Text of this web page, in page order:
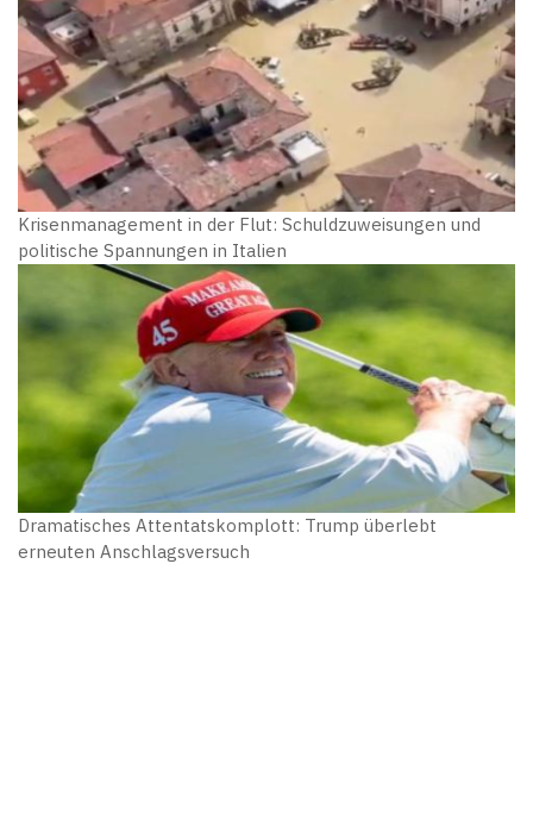
Krisenmanagement in der Flut: Schuldzuweisungen und
politische Spannungen in Italien
Dramatisches Attentatskomplott: Trump überlebt
erneuten Anschlagsversuch